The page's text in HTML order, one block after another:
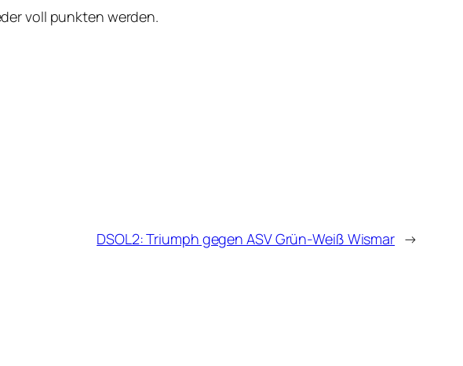
voll punkten werden.
DSOL2: Triumph gegen ASV Grün-Weiß Wismar →